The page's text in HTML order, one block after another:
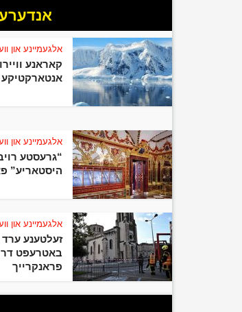
אלגעמיינע און
קאראנע
אנטארקטיקע
אלגעמיינע און
“גרעסטע
היסטאריע”
אלגעמיינע און
זעלטענע ערד
באטרעפט
פראנקרייך